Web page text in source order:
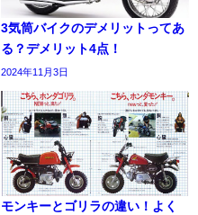
3気筒バイクのデメリットってあ
る？デメリット4点！
2024年11月3日
モンキーとゴリラの違い！よく